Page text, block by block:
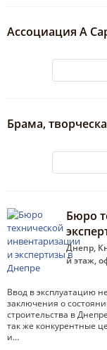
Ассоциация A
Брама,
Бюро
Днепр,
й этаж,
Ввод в эксплуатацию
заключения о
строительства в
так же конкурентные
и…